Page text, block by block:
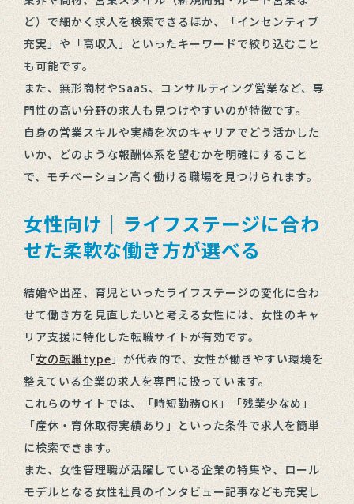
ど）で細かく求人を検索できるほか、「インセンティブ
充実」や「高収入」といったキーワードで絞り込むこと
も可能です。
また、無形商材やSaaS、コンサルティング営業など、専
門性の高い分野の求人も見つけやすいのが特徴です。
自身の営業スキルや実績を次のキャリアでどう活かした
いか、どのような報酬体系を望むかを明確にすること
で、モチベーション高く働ける職場を見つけられます。
女性向け｜ライフステージに合わ
せた柔軟な働き方が選べる
結婚や出産、育児といったライフステージの変化に合わ
せて働き方を見直したいと考える女性には、女性のキャ
リア支援に特化した転職サイトが有効です。
「女の転職type 」が代表的で、女性が働きやすい環境を
整えている企業の求人を専門に扱っています。
これらのサイトでは、「時短勤務OK」「残業少なめ」
「産休・育休取得実績あり」といった条件で求人を簡単
に検索できます。
また、女性管理職が活躍している企業の特集や、ロール
モデルとなる女性社員のインタビュー記事なども充実し